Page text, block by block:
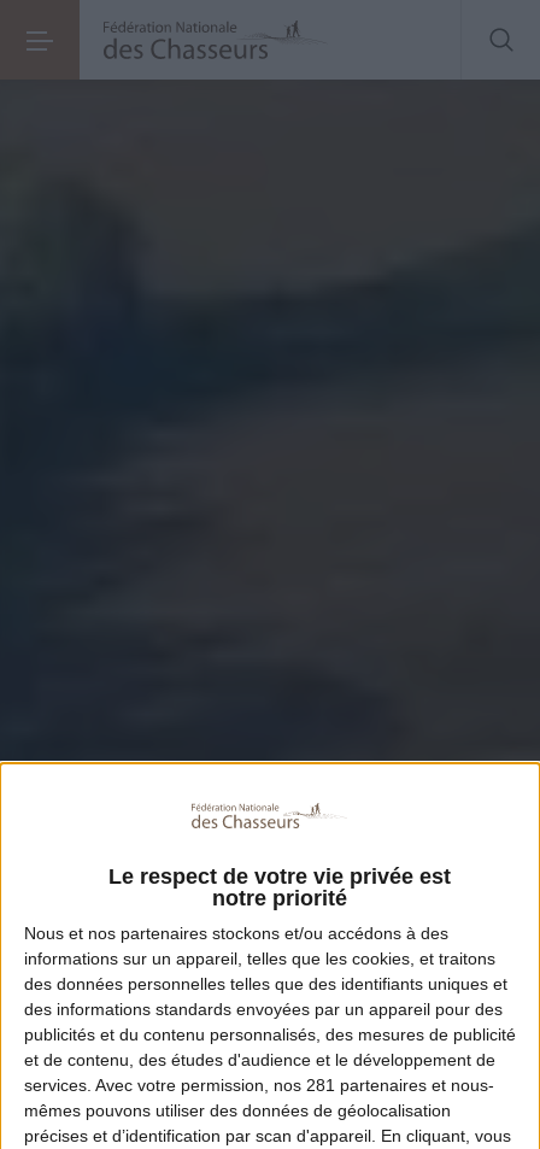
Le respect de votre vie privée est
notre priorité
Nous et nos partenaires stockons et/ou accédons à des
informations sur un appareil, telles que les cookies, et traitons
des données personnelles telles que des identifiants uniques et
des informations standards envoyées par un appareil pour des
publicités et du contenu personnalisés, des mesures de publicité
et de contenu, des études d'audience et le développement de
services. Avec votre permission, nos 281 partenaires et nous-
mêmes pouvons utiliser des données de géolocalisation
précises et d’identification par scan d'appareil. En cliquant, vous